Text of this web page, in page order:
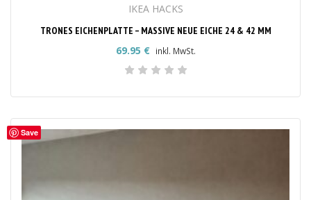
IKEA HACKS
TRONES EICHENPLATTE – MASSIVE NEUE EICHE 24 & 42 MM
69.95 € inkl. MwSt.
Save